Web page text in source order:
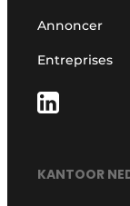
Annoncer
Entreprises
KANTOOR